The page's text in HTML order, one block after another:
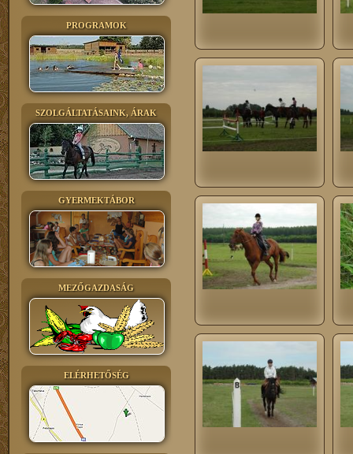
PROGRAMOK
SZOLGÁLTATÁSAINK, ÁRAK
GYERMEKTÁBOR
MEZŐGAZDASÁG
ELÉRHETŐSÉG